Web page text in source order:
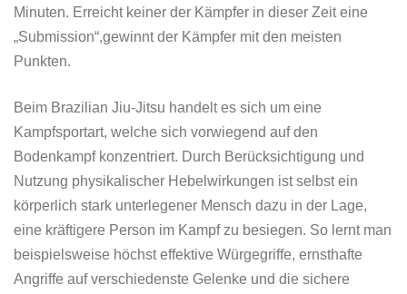
Minuten. Erreicht keiner der Kämpfer in dieser Zeit eine
„Submission“,gewinnt der Kämpfer mit den meisten
Punkten.
Beim Brazilian Jiu-Jitsu handelt es sich um eine
Kampfsportart, welche sich vorwiegend auf den
Bodenkampf konzentriert. Durch Berücksichtigung und
Nutzung physikalischer Hebelwirkungen ist selbst ein
körperlich stark unterlegener Mensch dazu in der Lage,
eine kräftigere Person im Kampf zu besiegen. So lernt man
beispielsweise höchst effektive Würgegriffe, ernsthafte
Angriffe auf verschiedenste Gelenke und die sichere